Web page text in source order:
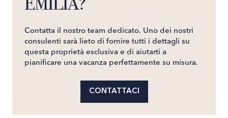
Contatta il nostro team dedicato. Uno dei nostri
consulenti sarà lieto di fornire tutti i dettagli su
questa proprietà esclusiva e di aiutarti a
pianificare una vacanza perfettamente su misura.
CONTATTACI